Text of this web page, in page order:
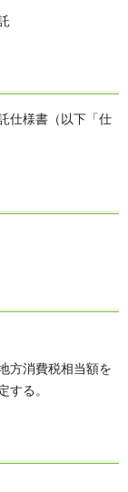
仕様書（以下「仕
方消費税相当額を
する。